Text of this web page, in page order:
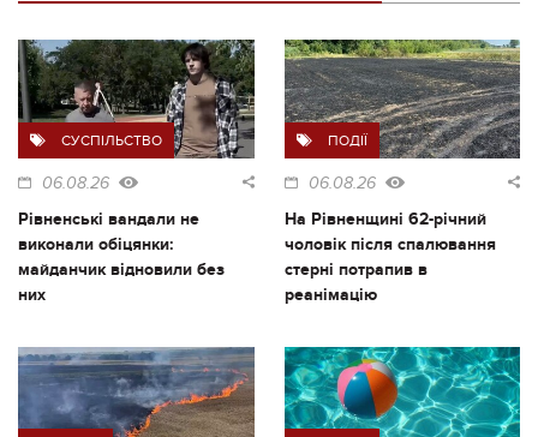
СУСПІЛЬСТВО
06.08.26
Рівненські вандали не
виконали обіцянки:
майданчик відновили без
них
ПОДІЇ
06.08.26
На Рівненщині 62-річний
чоловік після спалювання
стерні потрапив в
реанімацію